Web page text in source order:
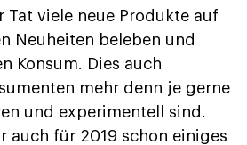
Tat viele neue Produkte auf
Neuheiten beleben und
Konsum. Dies auch
mehr denn je gerne
und experimentell sind.
auch für 2019 schon einiges